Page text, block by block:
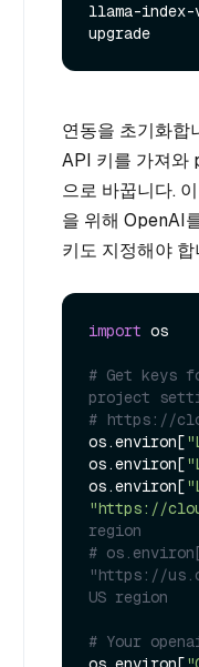
llama-
연동을 초기화합
API 키를 가져
으로 바꿉니다.
을 위해 OpenAI
키도 지정해야 합
import os
# Get keys
project
# https://
os.environ[
os.environ[
os.environ[
"https://
region
#
"https://
US region
# Your